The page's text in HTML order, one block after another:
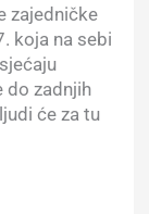
zajedničke
koja na sebi
do zadnjih
će za tu